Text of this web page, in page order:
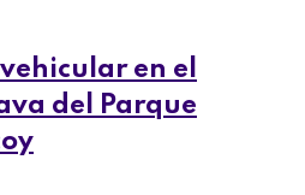
en el
del Parque